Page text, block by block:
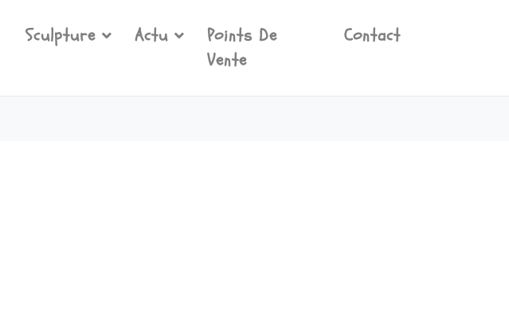
Sculpture Actu
Points De
Vente
Contact